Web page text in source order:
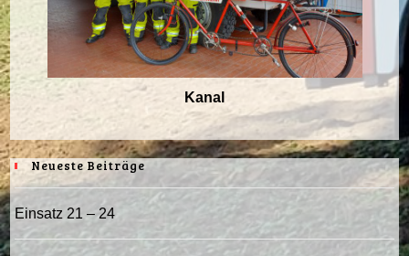
Kanal
Neueste Beiträge
Einsatz 21 – 24